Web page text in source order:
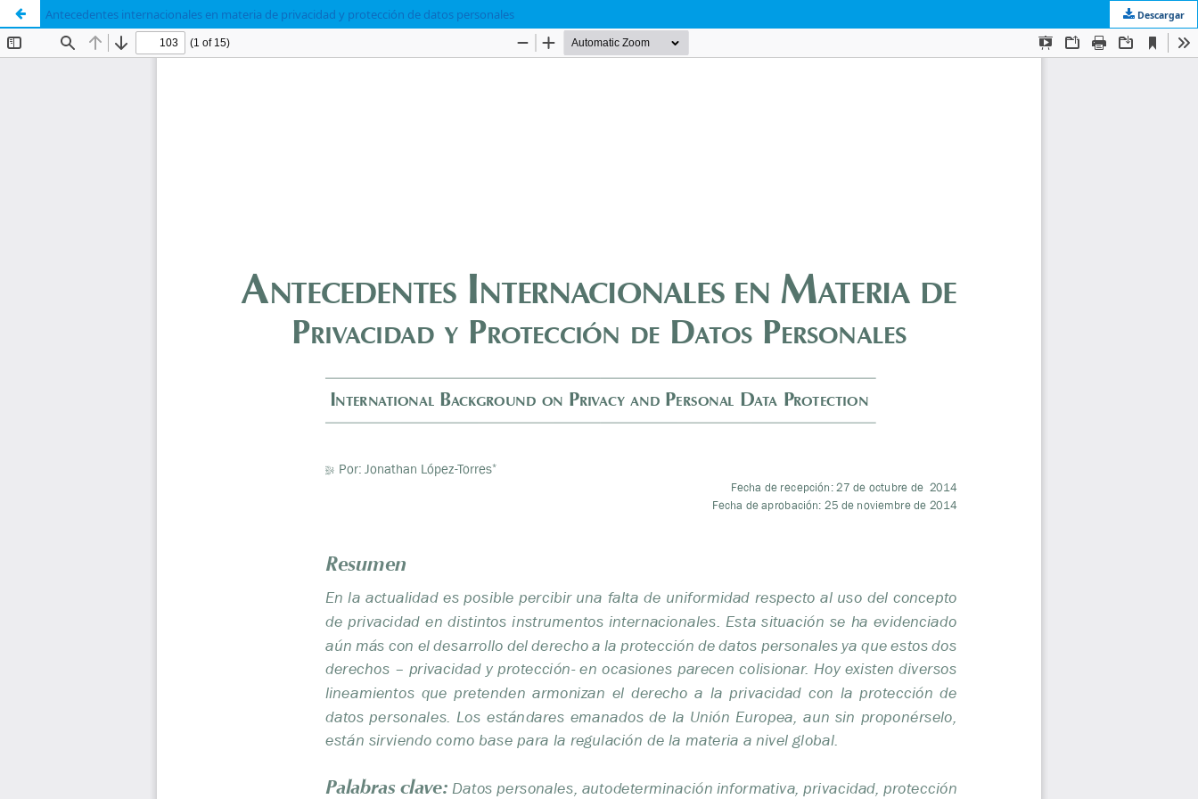
Antecedentes internacionales en materia de privacidad y protección de datos personales Descargar